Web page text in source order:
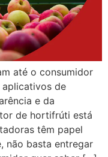
até o consumidor
de
e da
de hortifrúti está
têm papel
não basta entregar